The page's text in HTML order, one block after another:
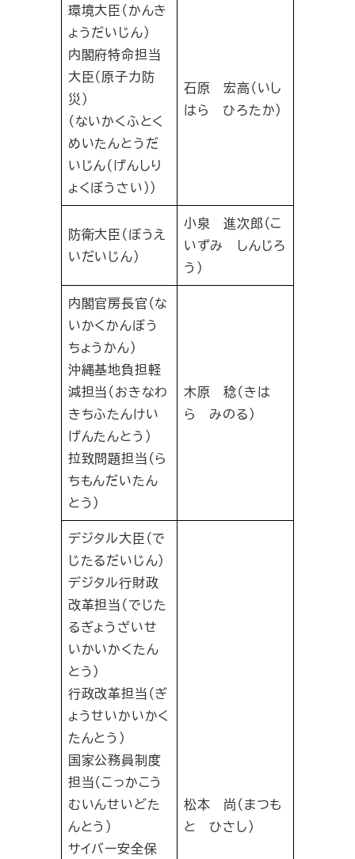
環境大臣（かんき
ょうだいじん）
内閣府特命担当
大臣（原子力防
災）
（ないかくふとく
めいたんとうだ
いじん（げんしり
ょくぼうさい））
石原 宏高（いし
はら ひろたか）
防衛大臣（ぼうえ
いだいじん）
小泉 進次郎（こ
いずみ しんじろ
う）
内閣官房長官（な
いかくかんぼう
ちょうかん）
沖縄基地負担軽
減担当（おきなわ
きちふたんけい
げんたんとう）
拉致問題担当（ら
ちもんだいたん
とう）
木原 稔（きは
ら みのる）
デジタル大臣（で
じたるだいじん）
デジタル行財政
改革担当（でじた
るぎょうざいせ
いかいかくたん
とう）
行政改革担当（ぎ
ょうせいかいかく
たんとう）
国家公務員制度
担当（こっかこう
むいんせいどた
んとう）
サイバー安全保
松本 尚（まつも
と ひさし）